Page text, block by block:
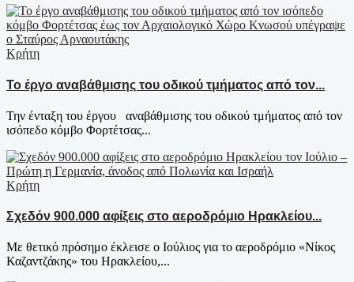
Κρήτη
Το έργο αναβάθμισης του οδικού τμήματος από τον...
Την ένταξη του έργου αναβάθμισης του οδικού τμήματος από τον
ισόπεδο κόμβο Φορτέτσας...
Κρήτη
Σχεδόν 900.000 αφίξεις στο αεροδρόμιο Ηρακλείου...
Με θετικό πρόσημο έκλεισε ο Ιούλιος για το αεροδρόμιο «Νίκος
Καζαντζάκης» του Ηρακλείου,...